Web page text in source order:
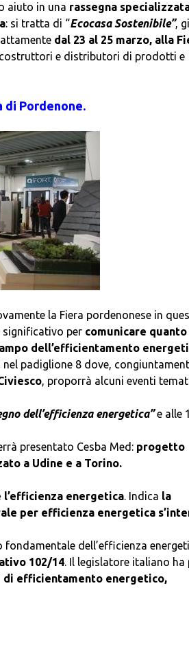
aiuto in una rassegna
: si tratta di “Ecocasa Sostenibile”,
dal 23 al 25 marzo, alla
e distributori di prodotti e
di Pordenone.
la Fiera pordenonese in
significativo per comunicare quanto
dell’efficientamento
padiglione 8 dove,
, proporrà alcuni eventi
dell’efficienza energetica”e alle
presentato Cesba Med: progetto
a Udine e a Torino.
l’efficienza energetica. Indica la
per efficienza energetica
dell’efficienza
102/14. Il legislatore italiano ha
efficientamento energetico,